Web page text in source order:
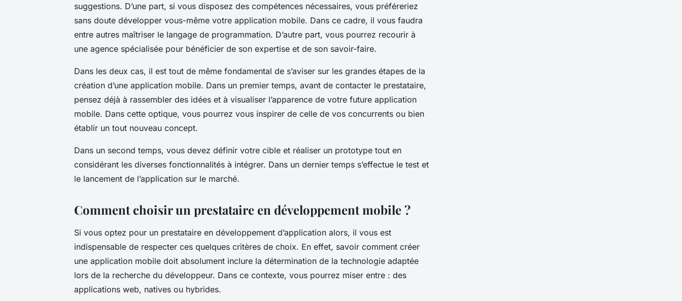
suggestions. D’une part, si vous disposez des compétences nécessaires, vous préféreriez
sans doute développer vous-même votre application mobile. Dans ce cadre, il vous faudra
entre autres maîtriser le langage de programmation. D’autre part, vous pourrez recourir à
une agence spécialisée pour bénéficier de son expertise et de son savoir-faire.
Dans les deux cas, il est tout de même fondamental de s’aviser sur les grandes étapes de la
création d’une application mobile. Dans un premier temps, avant de contacter le prestataire,
pensez déjà à rassembler des idées et à visualiser l’apparence de votre future application
mobile. Dans cette optique, vous pourrez vous inspirer de celle de vos concurrents ou bien
établir un tout nouveau concept.
Dans un second temps, vous devez définir votre cible et réaliser un prototype tout en
considérant les diverses fonctionnalités à intégrer. Dans un dernier temps s’effectue le test et
le lancement de l’application sur le marché.
Comment choisir un prestataire en développement mobile ?
Si vous optez pour un prestataire en développement d’application alors, il vous est
indispensable de respecter ces quelques critères de choix. En effet, savoir comment créer
une application mobile doit absolument inclure la détermination de la technologie adaptée
lors de la recherche du développeur. Dans ce contexte, vous pourrez miser entre : des
applications web, natives ou hybrides.